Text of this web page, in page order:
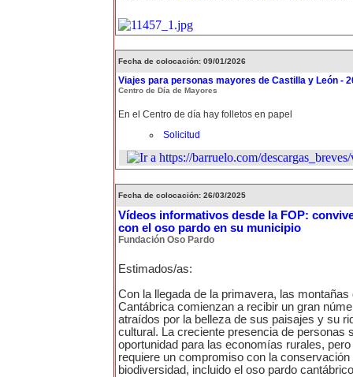
Fecha de colocación: 09/01/2026
Viajes para personas mayores de Castilla y León -
Centro de Día de Mayores
En el Centro de día hay folletos en papel
Solicitud
Fecha de colocación: 26/03/2025
Vídeos informativos desde la FOP:
con el oso pardo en su municipio
Fundación Oso Pardo
Estimados/as:
Con la llegada de la primavera, las montañas
Cantábrica comienzan a recibir un gran
atraídos por la belleza de sus paisajes y su
cultural. La creciente presencia de personas
oportunidad para las economías rurales,
requiere un compromiso con la conservación
biodiversidad, incluido el oso pardo